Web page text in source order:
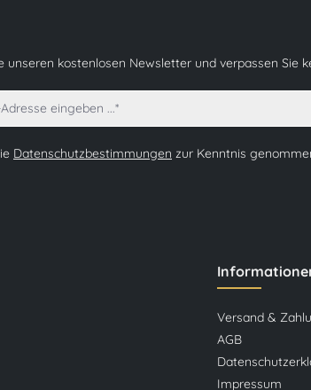
unseren kostenlosen Newsletter und verpassen Sie
Datenschutzbestimmungen zur Kenntnis
Versand &
AGB
Impressum